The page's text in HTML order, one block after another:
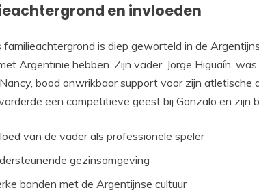
en invloeden
familieachtergrond is diep geworteld in de
Argentinië hebben. Zijn vader, Jorge Higuaín,
bood onwrikbaar support voor zijn atletische
een competitieve geest bij Gonzalo en zijn
van de vader als professionele speler
gezinsomgeving
banden met de Argentijnse cultuur